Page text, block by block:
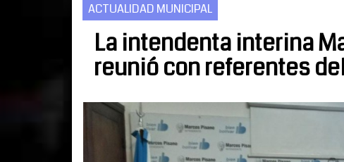
ACTUALIDAD MUNICIPAL
La intendenta interina
reunió con referentes